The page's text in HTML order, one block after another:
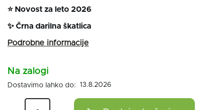
⭐ Novost za leto 2026
✨Črna darilna škatlica
Na zalogi
13.8.2026